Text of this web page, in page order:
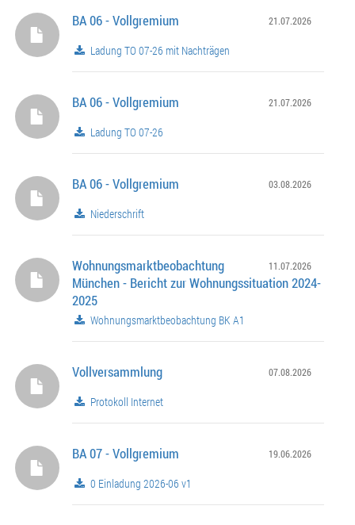
21.07.2026
BA 06 - Vollgremium
Ladung TO 07-26 mit Nachträgen
21.07.2026
BA 06 - Vollgremium
Ladung TO 07-26
03.08.2026
BA 06 - Vollgremium
Niederschrift
11.07.2026
Wohnungsmarktbeobachtung
München - Bericht zur Wohnungssituation 2024-
2025
Wohnungsmarktbeobachtung BK A1
07.08.2026
Vollversammlung
Protokoll Internet
19.06.2026
BA 07 - Vollgremium
0 Einladung 2026-06 v1